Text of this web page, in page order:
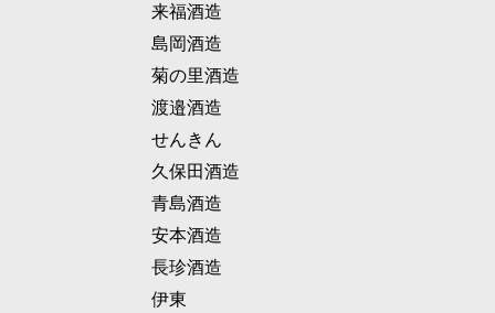
来福酒造
島岡酒造
菊の里酒造
渡邉酒造
せんきん
久保田酒造
青島酒造
安本酒造
長珍酒造
伊東